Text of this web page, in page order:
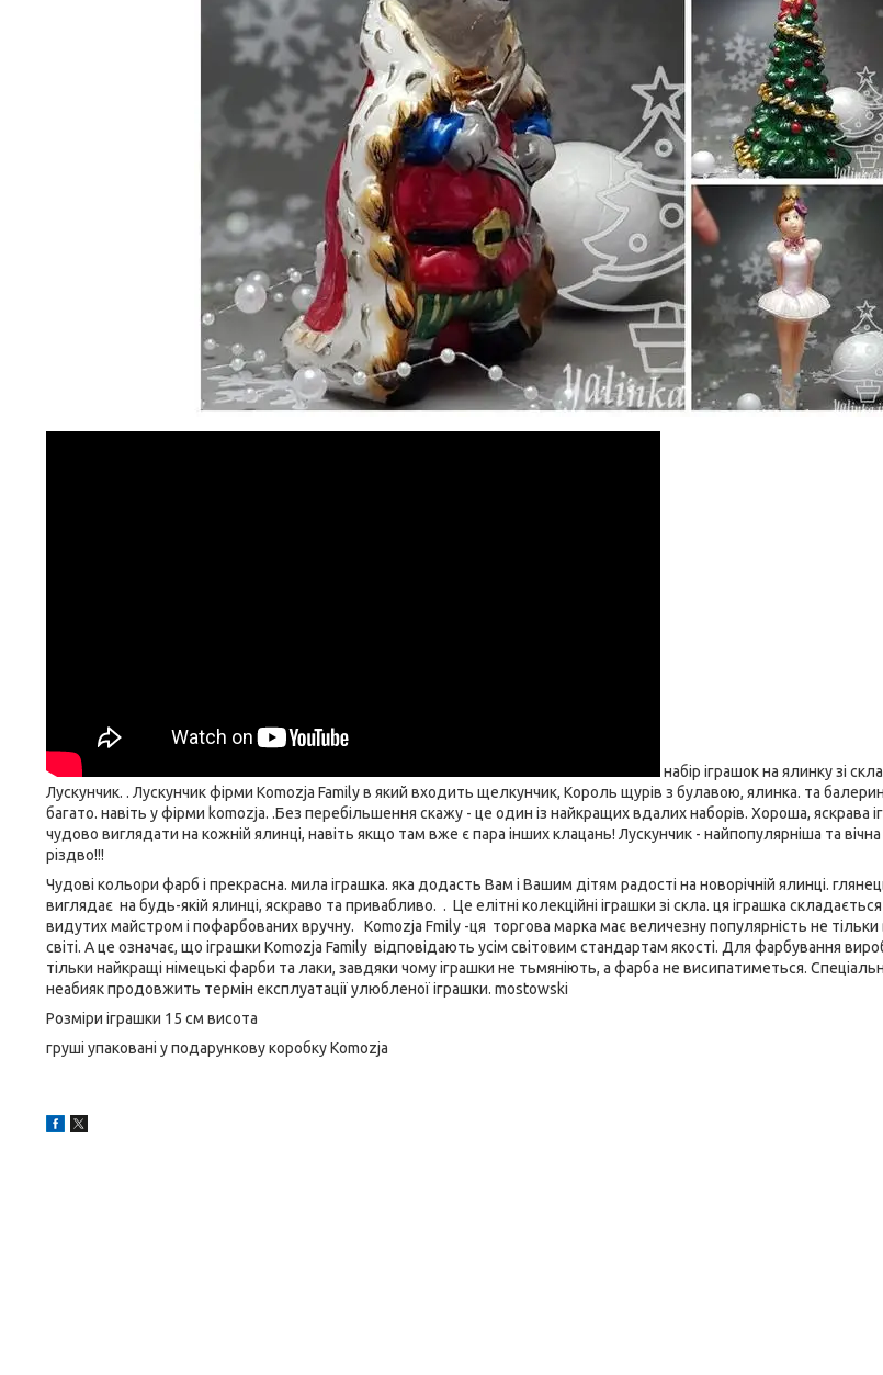
набір іграшок на ялинку зі
Лускунчик. . Лускунчик фірми Komozja Family в який входить щелкунчик, Король щурів з булавою, ялинка. та
багато. навіть у фірми komozja. .Без перебільшення скажу - це один із найкращих вдалих наборів. Хороша, яскрава
чудово виглядати на кожній ялинці, навіть якщо там вже є пара інших клацань! Лускунчик - найпопулярніша та вічна
різдво!!!
Чудові кольори фарб і прекрасна. мила іграшка. яка додасть Вам і Вашим дітям радості на новорічній ялинці.
виглядає на будь-якій ялинці, яскраво та привабливо. . Це елітні колекційні іграшки зі скла. ця іграшка
видутих майстром і пофарбованих вручну. Komozja Fmily -ця торгова марка має величезну популярність не тільки
світі. А це означає, що іграшки Komozja Family відповідають усім світовим стандартам якості. Для фарбування
тільки найкращі німецькі фарби та лаки, завдяки чому іграшки не тьмяніють, а фарба не висипатиметься.
неабияк продовжить термін експлуатації улюбленої іграшки. mostowski
Розміри іграшки 15 см висота
груші упаковані у подарункову коробку Komozja